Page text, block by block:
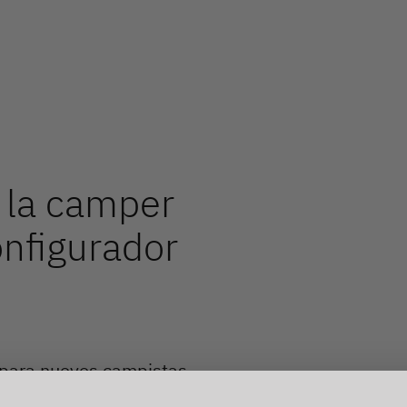
camper
nuevos campistas
sobre chasis